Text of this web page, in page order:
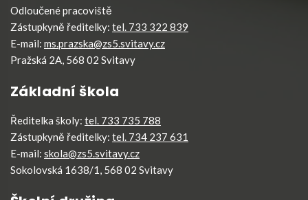
Odloučené pracoviště
Zástupkyně ředitelky: tel. 733 322 839
E-mail: ms.prazska@zs5.svitavy.cz
Pražská 2A, 568 02 Svitavy
Základní škola
Ředitelka školy: tel. 733 735 788
Zástupkyně ředitelky: tel. 734 237 631
E-mail: skola@zs5.svitavy.cz
Sokolovská 1638/1, 568 02 Svitavy